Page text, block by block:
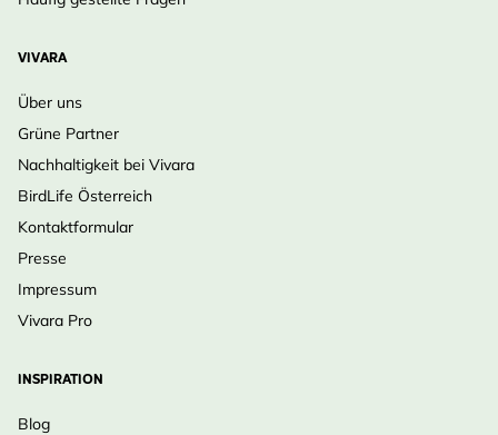
VIVARA
Über uns
Grüne Partner
Nachhaltigkeit bei Vivara
BirdLife Österreich
Kontaktformular
Presse
Impressum
Vivara Pro
INSPIRATION
Blog